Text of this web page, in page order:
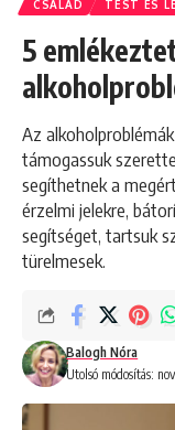
CSALÁD TEST ÉS
5
Az
támogassuk
segíthetnek a
érzelmi jelekre,
segítséget, tartsuk
türelmesek.
Utolsó módosítás:
Balogh Nóra